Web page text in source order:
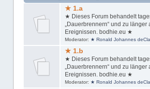
★ 1.a
★ Dieses Forum behandelt
„Dauerbrennern“ und zu
Ereignissen. bodhie.eu ★
Moderator: ★ Ronald Johannes
★ 1.b
★ Dieses Forum behandelt
„Dauerbrennern“ und zu
Ereignissen. bodhie.eu ★
Moderator: ★ Ronald Johannes